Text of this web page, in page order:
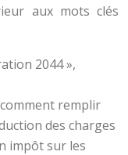
aux mots clés
2044 »,
remplir
des charges
impôt sur les